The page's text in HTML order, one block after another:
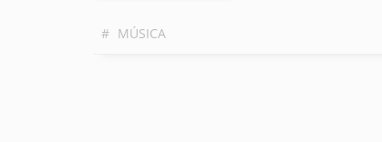
# MÚSICA